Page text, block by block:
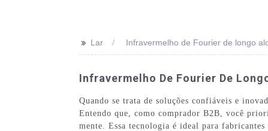
>> Lar Infravermelho de Fourier de longo
Infravermelho De Fourier De
Quando se trata de soluções confiáveis ​​e
Entendo que, como comprador B2B, você
mente. Essa tecnologia é ideal para